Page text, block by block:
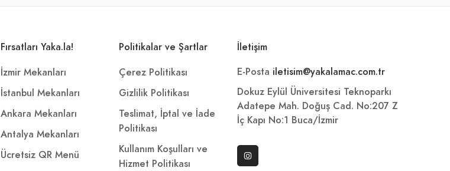
Fırsatları Yaka.la!
İzmir Mekanları
İstanbul Mekanları
Ankara Mekanları
Antalya Mekanları
Ücretsiz QR Menü
Politikalar ve Şartlar
Çerez Politikası
Gizlilik Politikası
Teslimat, İptal ve İade
Politikası
Kullanım Koşulları ve
Hizmet Politikası
İletişim
E-Posta iletisim@yakalamac.com.tr
Dokuz Eylül Üniversitesi Teknoparkı
Adatepe Mah. Doğuş Cad. No:207 Z
İç Kapı No:1 Buca/İzmir